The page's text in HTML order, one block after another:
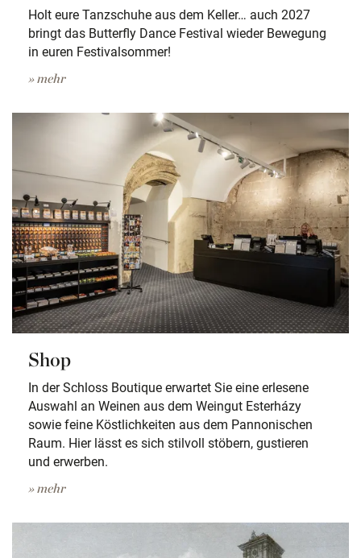
Holt eure Tanzschuhe aus dem Keller… auch 2027
bringt das Butterfly Dance Festival wieder Bewegung
in euren Festivalsommer!
» mehr
Shop
In der Schloss Boutique erwartet Sie eine erlesene
Auswahl an Weinen aus dem Weingut Esterházy
sowie feine Köstlichkeiten aus dem Pannonischen
Raum. Hier lässt es sich stilvoll stöbern, gustieren
und erwerben.
» mehr